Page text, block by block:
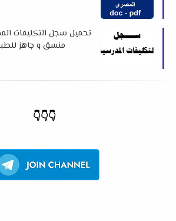
تحميل سجل التكليفات
منسق و جاهز
👇
👇
👇